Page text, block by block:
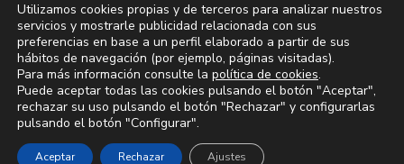
Financiado por la Unión Europea – NextGenerationEU
© 2024 Autoescuela La Moderna - Todos los derechos reservados.
Utilizamos cookies propias y de terceros para analizar nuestros
servicios y mostrarle publicidad relacionada con sus
preferencias en base a un perfil elaborado a partir de sus
hábitos de navegación (por ejemplo, páginas visitadas).
Para más información consulte la política de cookies.
Puede aceptar todas las cookies pulsando el botón "Aceptar",
rechazar su uso pulsando el botón "Rechazar" y configurarlas
pulsando el botón "Configurar".
Aceptar Rechazar Ajustes